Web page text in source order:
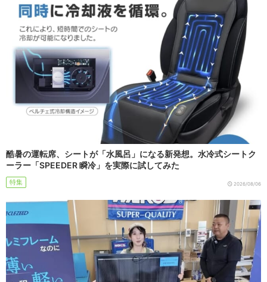
酷暑の運転席、シートが「水風呂」になる新発想。水冷式シートク
ーラー「SPEEDER 瞬冷」を実際に試してみた
特集 2026/08/06